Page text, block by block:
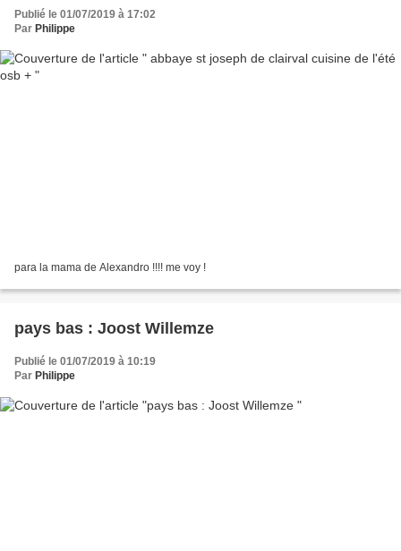
Publié le 01/07/2019 à 17:02
Par Philippe
para la mama de Alexandro !!!! me voy !
pays bas : Joost Willemze
Publié le 01/07/2019 à 10:19
Par Philippe